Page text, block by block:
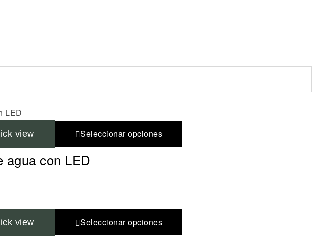
view Seleccionar opciones
agua con LED
view Seleccionar opciones